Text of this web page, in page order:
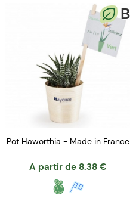
B
Pot Haworthia - Made in France
A partir de 8.38 €